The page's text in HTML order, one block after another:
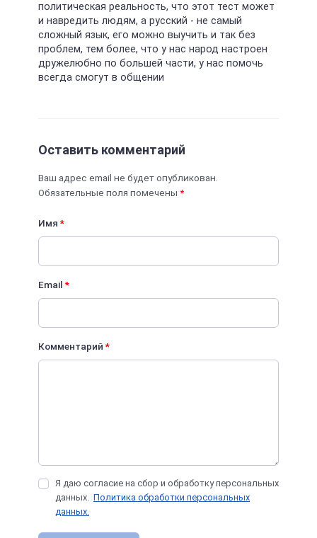
политическая реальность, что этот тест может
и навредить людям, а русский - не самый
сложный язык, его можно выучить и так без
проблем, тем более, что у нас народ настроен
дружелюбно по большей части, у нас помочь
всегда смогут в общении
Оставить комментарий
Ваш адрес email не будет опубликован.
Обязательные поля помечены *
Имя*
Email*
Комментарий*
Я даю согласие на сбор и обработку персональных
данных. Политика обработки персональных
данных.